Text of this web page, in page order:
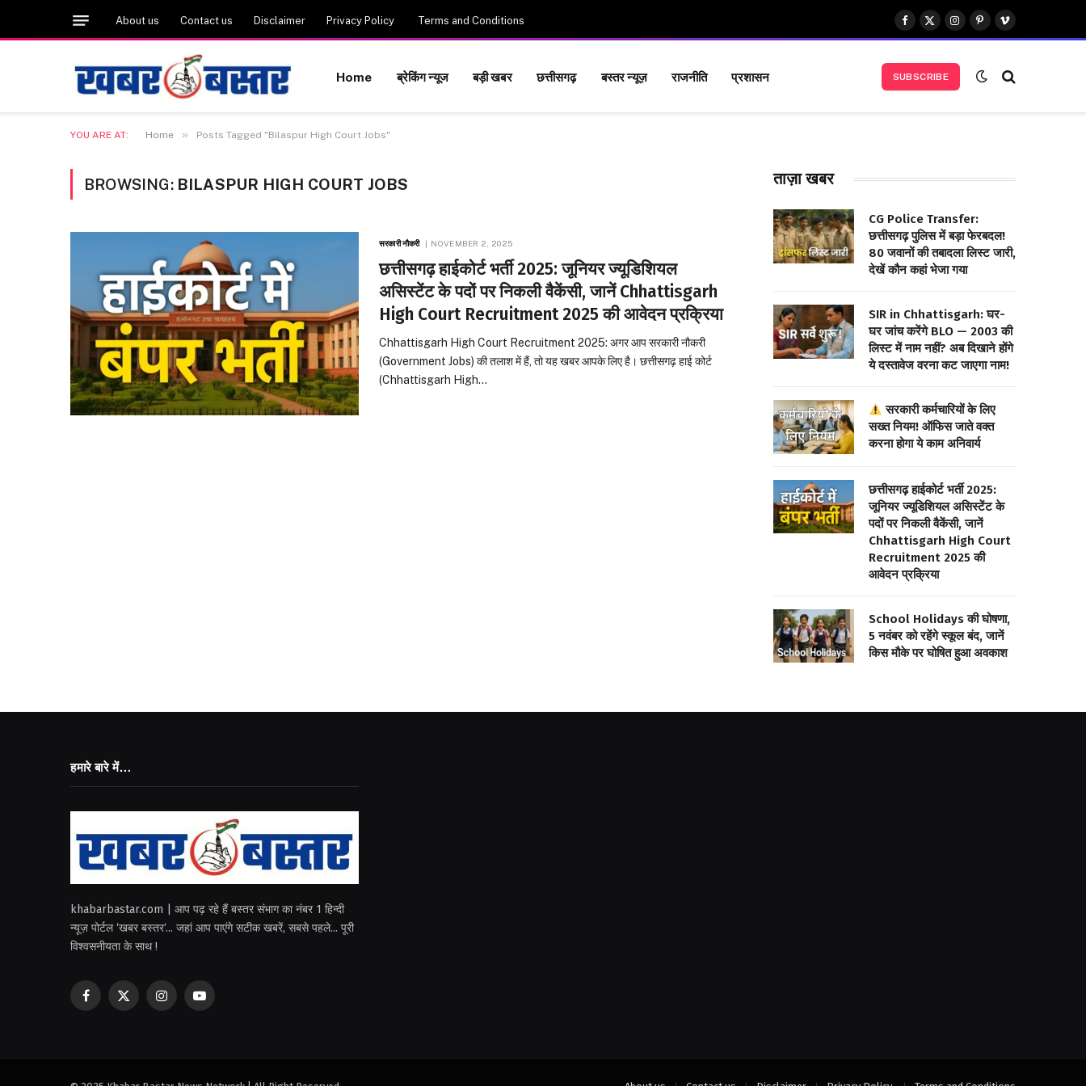
About us Contact us Disclaimer Privacy Policy Terms and Conditions
Facebook
X
(Twitter)
Instagram
Pinterest
Vimeo
Home ब्रेकिंग न्यूज बड़ी खबर छत्तीसगढ़ बस्तर न्यूज़ राजनीति प्रशासन SUBSCRIBE
YOU ARE AT: Home » Posts Tagged "Bilaspur High Court Jobs"
BROWSING: BILASPUR HIGH COURT JOBS
सरकारी नौकरी NOVEMBER 2, 2025
छत्तीसगढ़ हाईकोर्ट भर्ती 2025: जूनियर ज्यूडिशियल
असिस्टेंट के पदों पर निकली वैकेंसी, जानें Chhattisgarh
High Court Recruitment 2025 की आवेदन प्रक्रिया
Chhattisgarh High Court Recruitment 2025: अगर आप सरकारी नौकरी
(Government Jobs) की तलाश में हैं, तो यह खबर आपके लिए है। छत्तीसगढ़ हाई कोर्ट
(Chhattisgarh High…
ताज़ा खबर
CG Police Transfer:
छत्तीसगढ़ पुलिस में बड़ा फेरबदल!
80 जवानों की तबादला लिस्ट जारी,
देखें कौन कहां भेजा गया
SIR in Chhattisgarh: घर-
घर जांच करेंगे BLO — 2003 की
लिस्ट में नाम नहीं? अब दिखाने होंगे
ये दस्तावेज वरना कट जाएगा नाम!
सरकारी कर्मचारियों के लिए
सख्त नियम! ऑफिस जाते वक्त
करना होगा ये काम अनिवार्य
छत्तीसगढ़ हाईकोर्ट भर्ती 2025:
जूनियर ज्यूडिशियल असिस्टेंट के
पदों पर निकली वैकेंसी, जानें
Chhattisgarh High Court
Recruitment 2025 की
आवेदन प्रक्रिया
School Holidays की घोषणा,
5 नवंबर को रहेंगे स्कूल बंद, जानें
किस मौके पर घोषित हुआ अवकाश
हमारे बारे में…
khabarbastar.com | आप पढ़ रहे हैं बस्तर संभाग का नंबर 1 हिन्दी
न्यूज़ पोर्टल ‘खबर बस्तर‘... जहां आप पाएंगे सटीक खबरें, सबसे पहले... पूरी
विश्वसनीयता के साथ !
Facebook
X
InstagramYouTube